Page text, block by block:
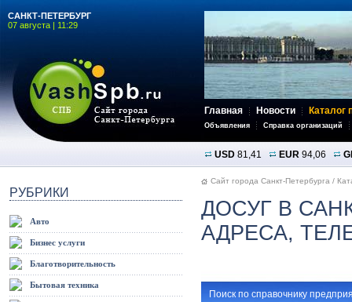
САНКТ-ПЕТЕРБУРГ
07 августа | 11:29
Главная Новости Каталог
Объявления Справка организаций
USD 81,41 EUR 94,06
РУБРИКИ
Авто
Бизнес услуги
Благотворительность
Бытовая техника
Сайт города Санкт-Петербурга /
ДОСУГ В
АДРЕСА,
Поиск по справочнику